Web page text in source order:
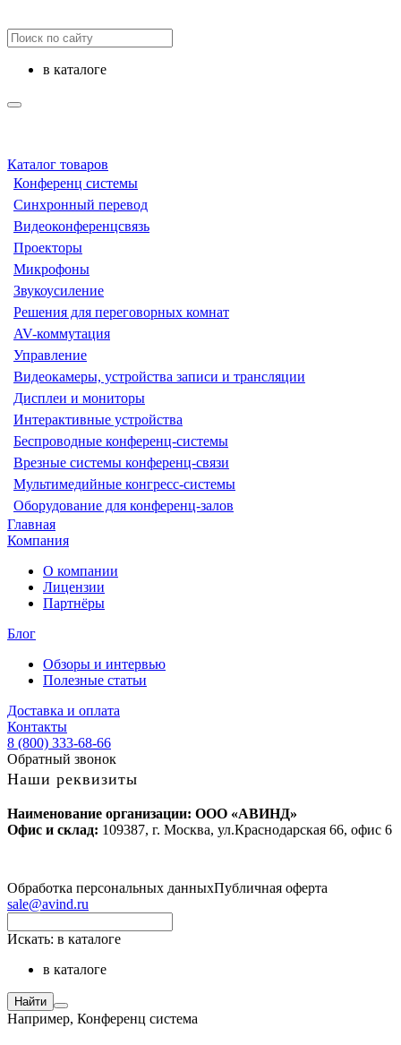
в каталоге
Каталог товаров
Конференц системы
Синхронный перевод
Видеоконференцсвязь
Проекторы
Микрофоны
Звукоусиление
Решения для переговорных комнат
AV-коммутация
Управление
Видеокамеры, устройства записи и трансляции
Дисплеи и мониторы
Интерактивные устройства
Беспроводные конференц-системы
Врезные системы конференц-связи
Мультимедийные конгресс-системы
Оборудование для конференц-залов
Главная
Компания
О компании
Лицензии
Партнёры
Блог
Обзоры и интервью
Полезные статьи
Доставка и оплата
Контакты
8 (800) 333-68-66
Обратный звонок
Наши реквизиты
Наименование организации: ООО «АВИНД»
Офис и склад: 109387, г. Москва, ул.Краснодарская 66, офис 6
Обработка персональных данныхПубличная оферта
sale@avind.ru
Искать: в каталоге
в каталоге
Найти
Например, Конференц система